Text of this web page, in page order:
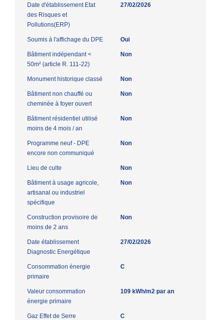
Date d'établissement Etat
des Risques et
Pollutions(ERP)
27/02/2026
Soumis à l'affichage du DPE Oui
Bâtiment indépendant <
50m² (article R. 111-22)
Non
Monument historique classé Non
Bâtiment non chauffé ou
cheminée à foyer ouvert
Non
Bâtiment résidentiel utilisé
moins de 4 mois / an
Non
Programme neuf - DPE
encore non communiqué
Non
Lieu de culte Non
Bâtiment à usage agricole,
artisanal ou industriel
spécifique
Non
Construction provisoire de
moins de 2 ans
Non
Date établissement
Diagnostic Energétique
27/02/2026
Consommation énergie
primaire
C
Valeur consommation
énergie primaire
109 kWh/m2 par an
Gaz Effet de Serre C